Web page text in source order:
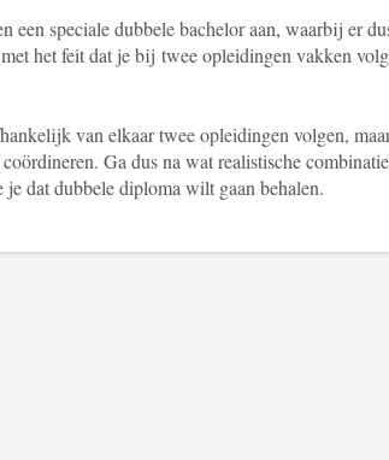
een speciale dubbele bachelor aan, waarbij er
het feit dat je bij twee opleidingen vakken
van elkaar twee opleidingen volgen,
Ga dus na wat realistische
je dat dubbele diploma wilt gaan behalen.